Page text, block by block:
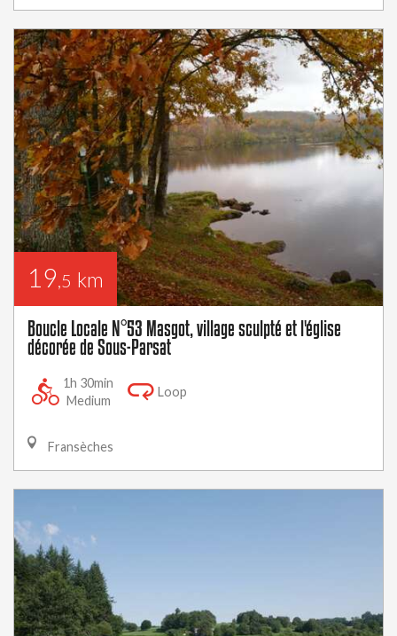
19,5 km
Boucle Locale N°53 Masgot, village sculpté et l'église
décorée de Sous-Parsat
1h 30min
Medium
Loop
Fransèches